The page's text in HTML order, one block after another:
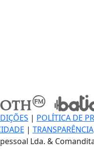
| POLÍTICA DE
| TRANSPARÊNCIA
Lda. &